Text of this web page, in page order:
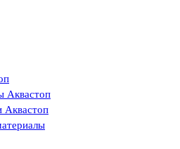
Аквастоп